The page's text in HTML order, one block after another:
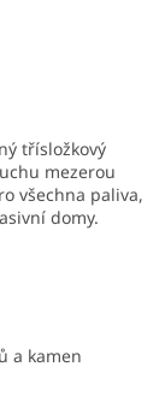
třísložkový
mezerou
všechna paliva,
domy.
a kamen